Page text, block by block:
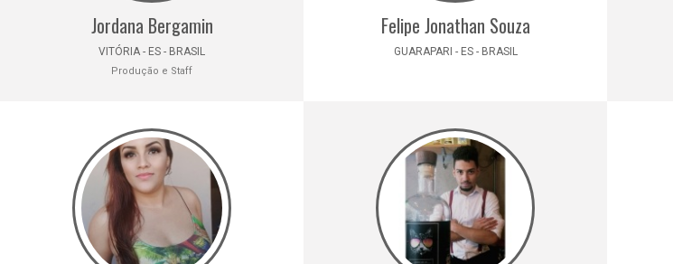
Jordana Bergamin
VITÓRIA - ES - BRASIL
Produção e Staff
Felipe Jonathan Souza
GUARAPARI - ES - BRASIL